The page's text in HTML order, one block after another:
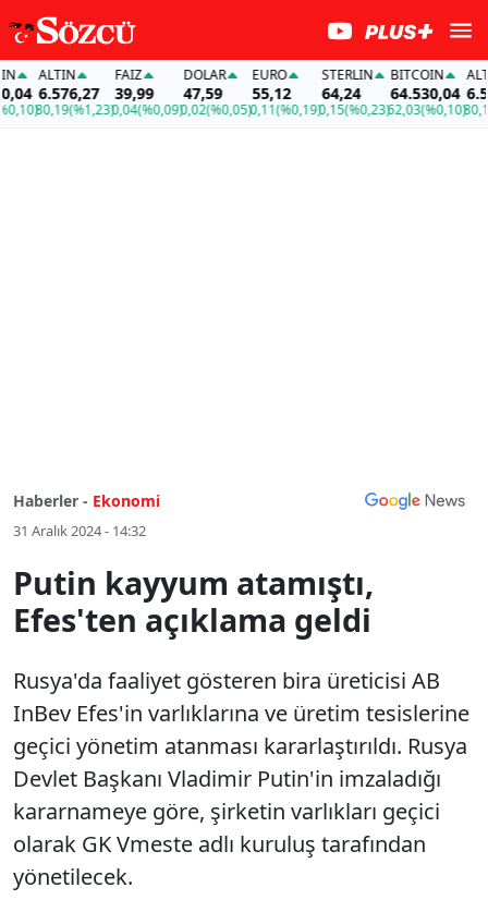
ALTIN
6.576,27
80,19(%1,23)
FAİZ
39,99
0,04(%0,09)
DOLAR
47,59
0,02(%0,05)
EURO
55,12
0,11(%0,19)
STERLIN
64,24
0,15(%0,23)
BITCOIN
64.530,04
62,03(%0,10)
ALTIN
80,19
Haberler - Ekonomi
31 Aralık 2024 - 14:32
Putin kayyum atamıştı,
Efes'ten açıklama geldi
Rusya'da faaliyet gösteren bira üreticisi AB
InBev Efes'in varlıklarına ve üretim tesislerine
geçici yönetim atanması kararlaştırıldı. Rusya
Devlet Başkanı Vladimir Putin'in imzaladığı
kararnameye göre, şirketin varlıkları geçici
olarak GK Vmeste adlı kuruluş tarafından
yönetilecek.